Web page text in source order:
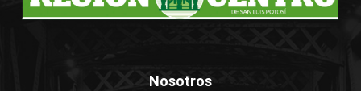
Nosotros